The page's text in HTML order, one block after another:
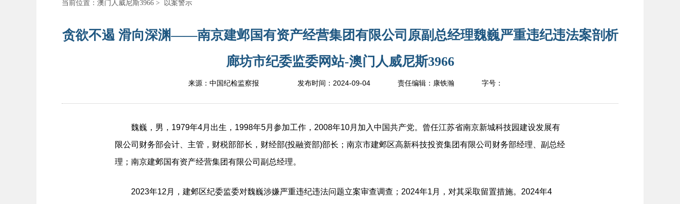
当前位置： 澳门人威尼斯3966 > 以案警示
贪欲不遏 滑向深渊——南京建邺国有资产经营集团有限公司原副总经理魏巍严重违纪违法案剖析
廊坊市纪委监委网站-澳门人威尼斯3966
来源：中国纪检监察报 发布时间： 2024-09-04 责任编辑： 康铁瀚 字号：
魏巍，男，1979年4月出生，1998年5月参加工作，2008年10月加入中国共产党。曾任江苏省南京新城科技园建设发展有
限公司财务部会计、主管，财税部部长，财经部(投融资部)部长；南京市建邺区高新科技投资集团有限公司财务部经理、副总经
理；南京建邺国有资产经营集团有限公司副总经理。
2023年12月，建邺区纪委监委对魏巍涉嫌严重违纪违法问题立案审查调查；2024年1月，对其采取留置措施。2024年4